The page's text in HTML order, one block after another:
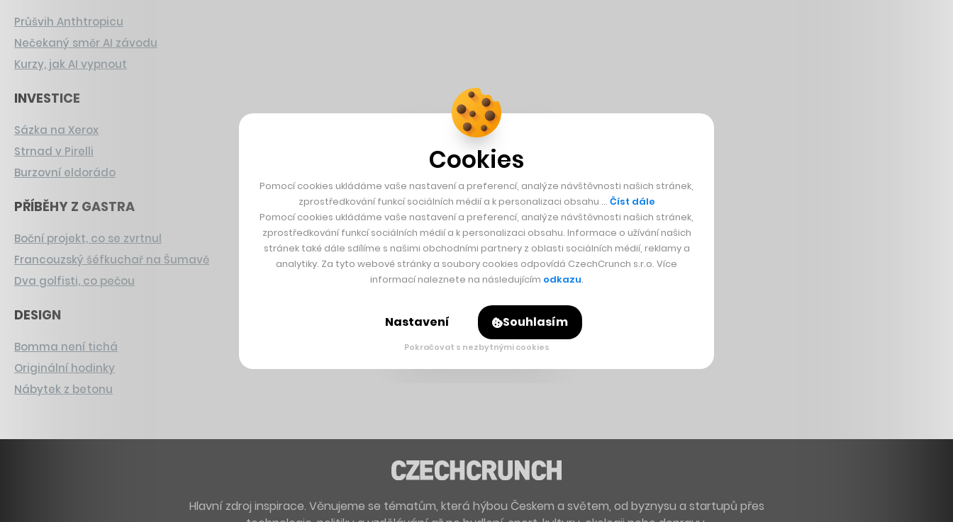
Průšvih Anthtropicu
Nečekaný směr AI závodu
Kurzy, jak AI vypnout
INVESTICE
Sázka na Xerox
Strnad v Pirelli
Burzovní eldorádo
PŘÍBĚHY Z GASTRA
Boční projekt, co se zvrtnul
Francouzský šéfkuchař na Šumavě
Dva golfisti, co pečou
DESIGN
Bomma není tichá
Originální hodinky
Nábytek z betonu
Hlavní zdroj inspirace. Věnujeme se tématům, která hýbou Českem a světem, od byznysu a startupů přes
Cookies
Pomocí cookies ukládáme vaše nastavení a preferencí, analýze návštěvnosti našich stránek,
zprostředkování funkcí sociálních médií a k personalizaci obsahu … Číst dále
Pomocí cookies ukládáme vaše nastavení a preferencí, analýze návštěvnosti našich stránek,
zprostředkování funkcí sociálních médií a k personalizaci obsahu. Informace o užívání našich
stránek také dále sdílíme s našimi obchodními partnery z oblasti sociálních médií, reklamy a
analytiky. Za tyto webové stránky a soubory cookies odpovídá CzechCrunch s.r.o. Více
informací naleznete na následujícím odkazu.
Nastavení Souhlasím
Pokračovat s nezbytnými cookies